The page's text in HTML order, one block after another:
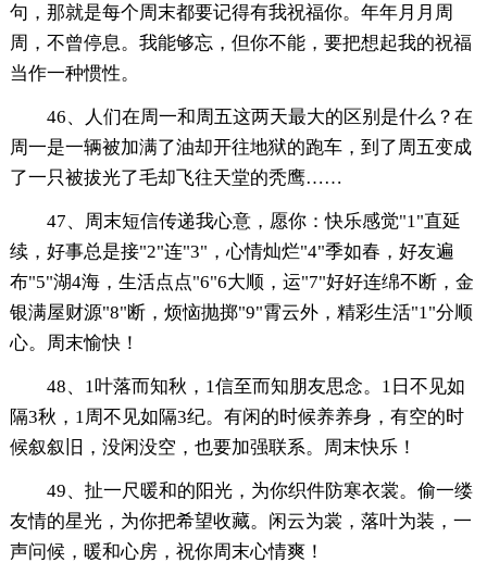
句，那就是每个周末都要记得有我祝福你。年年月月周
周，不曾停息。我能够忘，但你不能，要把想起我的祝福
当作一种惯性。
46、人们在周一和周五这两天最大的区别是什么？在
周一是一辆被加满了油却开往地狱的跑车，到了周五变成
了一只被拔光了毛却飞往天堂的秃鹰……
47、周末短信传递我心意，愿你：快乐感觉"1"直延
续，好事总是接"2"连"3"，心情灿烂"4"季如春，好友遍
布"5"湖4海，生活点点"6"6大顺，运"7"好好连绵不断，金
银满屋财源"8"断，烦恼抛掷"9"霄云外，精彩生活"1"分顺
心。周末愉快！
48、1叶落而知秋，1信至而知朋友思念。1日不见如
隔3秋，1周不见如隔3纪。有闲的时候养养身，有空的时
候叙叙旧，没闲没空，也要加强联系。周末快乐！
49、扯一尺暖和的阳光，为你织件防寒衣裳。偷一缕
友情的星光，为你把希望收藏。闲云为裳，落叶为装，一
声问候，暖和心房，祝你周末心情爽！